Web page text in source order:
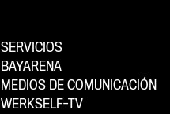
SERVICIOS
BAYARENA
MEDIOS DE COMUNICACIÓN
WERKSELF-TV